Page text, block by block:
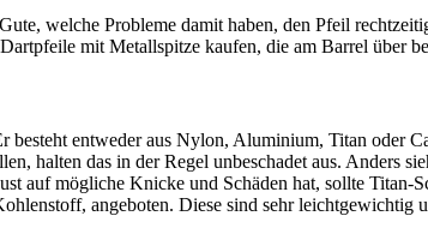
welche Probleme damit haben, den Pfeil
mit Metallspitze kaufen, die am Barrel über
entweder aus Nylon, Aluminium, Titan oder
halten das in der Regel unbeschadet aus. Anders
auf mögliche Knicke und Schäden hat, sollte Titan-
angeboten. Diese sind sehr leichtgewichtig